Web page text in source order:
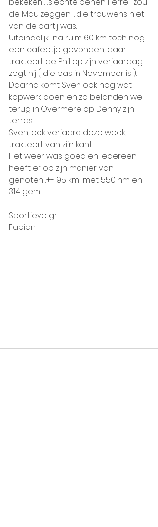
de Mau zeggen …die trouwens niet
van de partij was.
Uiteindelijk  na ruim 60 km toch nog
een cafeetje gevonden, daar
trakteert de Phil op zijn verjaardag
zegt hij ( die pas in November is ).
Daarna komt Sven ook nog wat
kopwerk doen en zo belanden we
terug in Overmere op Denny zijn
terras.
Sven, ook verjaard deze week,
trakteert van zijn kant.
Het weer was goed en iedereen
heeft er op zijn manier van
genoten ..+- 95 km  met 550 hm en
31.4 gem.
Sportieve gr.
Fabian.